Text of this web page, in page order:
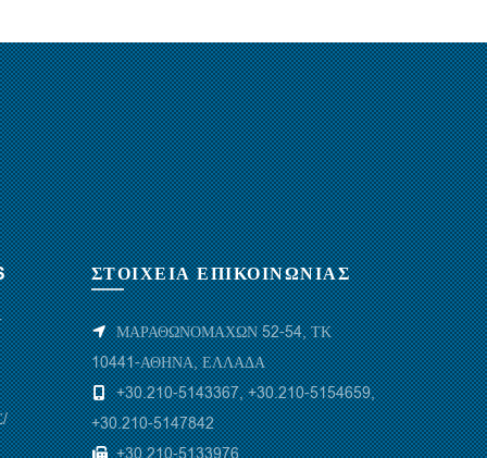
ΣΤΟΙΧΕΙΑ ΕΠΙΚΟΙΝΩΝΙΑΣ
ΜΑΡΑΘΩΝΟΜΑΧΩΝ 52-54, ΤΚ
10441-ΑΘΗΝΑ, ΕΛΛΑΔΑ
+30.210-5143367,+30.210-5154659,
+30.210-5147842